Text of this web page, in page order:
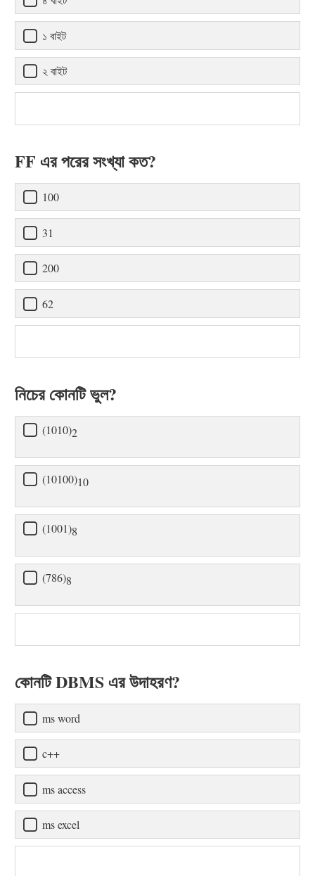
১ বাইট
২ বাইট
FF এর পরের সংখ্যা কত?
100
31
200
62
নিচের কোনটি ভুল?
(1010)2
(10100)10
(1001)8
(786)8
কোনটি DBMS এর উদাহরণ?
ms word
c++
ms access
ms excel